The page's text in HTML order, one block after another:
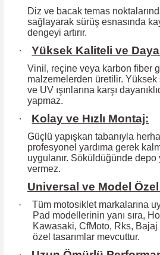
Diz ve bacak temas
sağlayarak sürüş esnasında
dengeyi artırır.
· Yüksek Kaliteli ve
Vinil, reçine veya karbon fiber
malzemelerden üretilir. Yüksek
ve UV ışınlarına karşı
yapmaz.
· Kolay ve Hızlı Montaj:
Güçlü yapışkan tabanıyla
profesyonel yardıma gerek
uygulanır. Söküldüğünde
vermez.
Universal ve Model
·
Tüm motosiklet markalarına
Pad modellerinin yanı sıra,
Kawasaki, CfMoto, Rks,
özel tasarımlar mevcuttur.